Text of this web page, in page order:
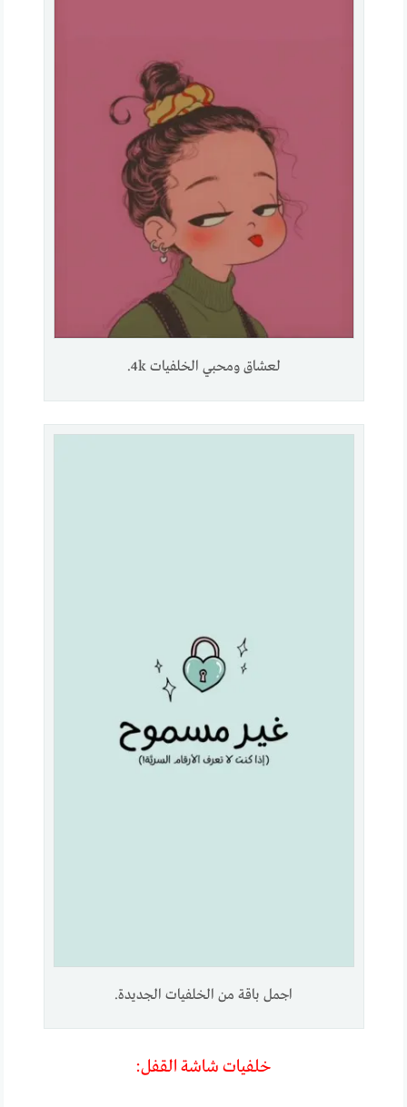
لعشاق ومحبي الخلفيات 4k.
اجمل باقة من الخلفيات الجديدة.
خلفيات شاشة القفل: